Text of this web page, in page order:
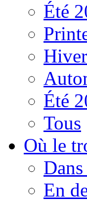
Été
Été
Tous
Où le
En